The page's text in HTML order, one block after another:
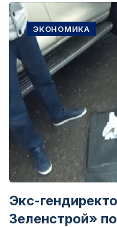
ЭКОНОМИКА
Экс-
Зеленстрой»